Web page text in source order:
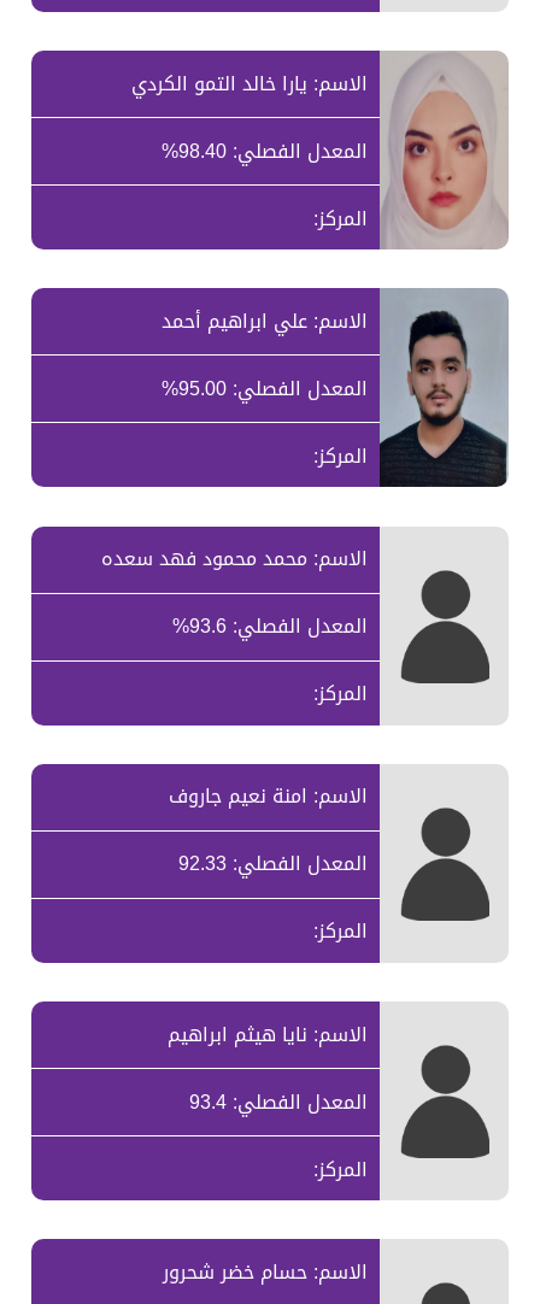
الاسم: يارا خالد التمو الكردي
المعدل الفصلي: 98.40%
المركز:
الاسم: علي ابراهيم أحمد
المعدل الفصلي: 95.00%
المركز:
الاسم: محمد محمود فهد سعده
المعدل الفصلي: 93.6%
المركز:
الاسم: امنة نعيم جاروف
المعدل الفصلي: 92.33
المركز:
الاسم: نايا هيثم ابراهيم
المعدل الفصلي: 93.4
المركز:
الاسم: حسام خضر شحرور